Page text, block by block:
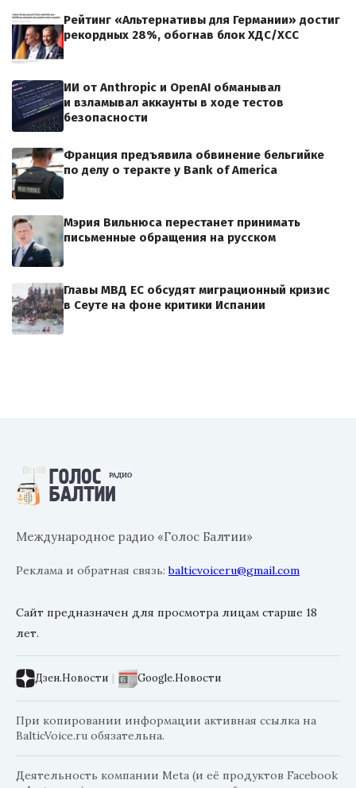
Рейтинг «Альтернативы для Германии» достиг
рекордных 28%, обогнав блок ХДС/ХСС
ИИ от Anthropic и OpenAI обманывал
и взламывал аккаунты в ходе тестов
безопасности
Франция предъявила обвинение бельгийке
по делу о теракте у Bank of America
Мэрия Вильнюса перестанет принимать
письменные обращения на русском
Главы МВД ЕС обсудят миграционный кризис
в Сеуте на фоне критики Испании
Международное радио «Голос Балтии»
Реклама и обратная связь:balticvoiceru@gmail.com
Сайт предназначен для просмотра лицам старше 18
лет.
Дзен.Новости | Google.Новости
При копировании информации активная ссылка на
BalticVoice.ru обязательна.
Деятельность компании Meta (и её продуктов Facebook